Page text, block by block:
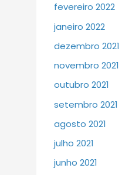
fevereiro 2022
janeiro 2022
dezembro 2021
novembro 2021
outubro 2021
setembro 2021
agosto 2021
julho 2021
junho 2021